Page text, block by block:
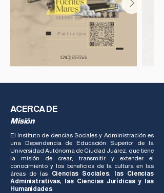
ACERCA DE
Misión
El Instituto de ciencias Sociales y Administración es
una Dependencia de Educación Superior de la
Universidad Autónoma de Ciudad Juárez, que tiene
la misión de crear, tran​​​smitir y extender el
conocimiento y los beneficios de la cultura en las
áreas de las
Ciencias Sociales, las Ciencias
Administrativas, las Ciencias Jurídicas y las
Humanidades.